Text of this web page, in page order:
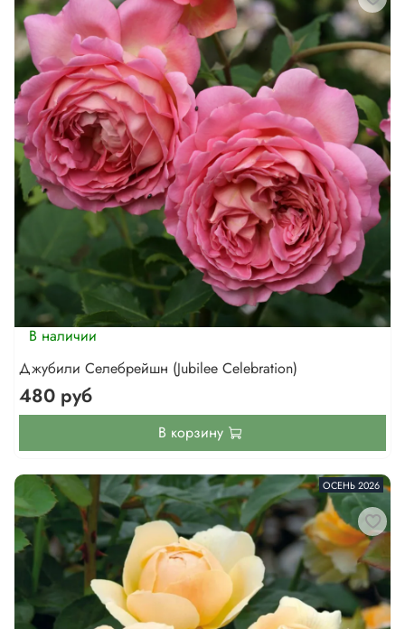
В наличии
Джубили Селебрейшн (Jubilee Celebration)
480 руб
В корзину
ОСЕНЬ 2026